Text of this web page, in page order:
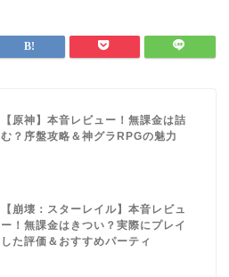
【原神】本音レビュー！無課金は詰
む？序盤攻略＆神グラRPGの魅力
【崩壊：スターレイル】本音レビュ
ー！無課金はきつい？実際にプレイ
した評価＆おすすめパーティ